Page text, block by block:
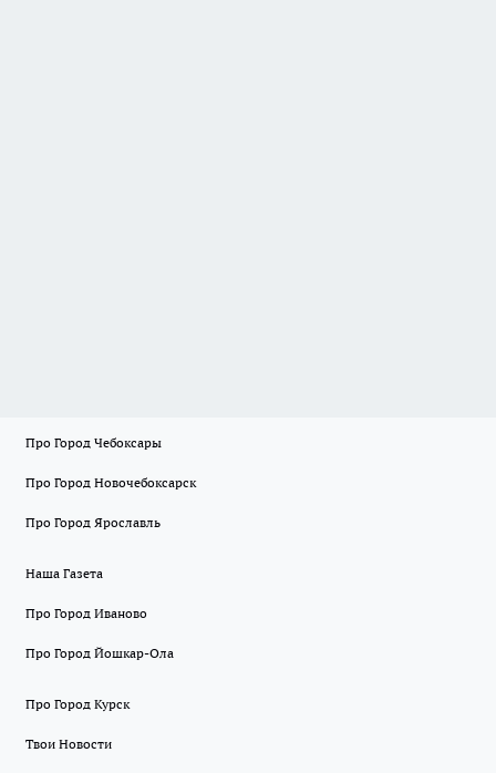
Про Город Чебоксары
Про Город Новочебоксарск
Про Город Ярославль
Наша Газета
Про Город Иваново
Про Город Йошкар-Ола
Про Город Курск
Твои Новости